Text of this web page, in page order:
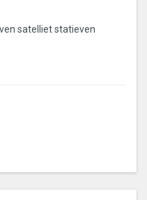
satelliet statieven